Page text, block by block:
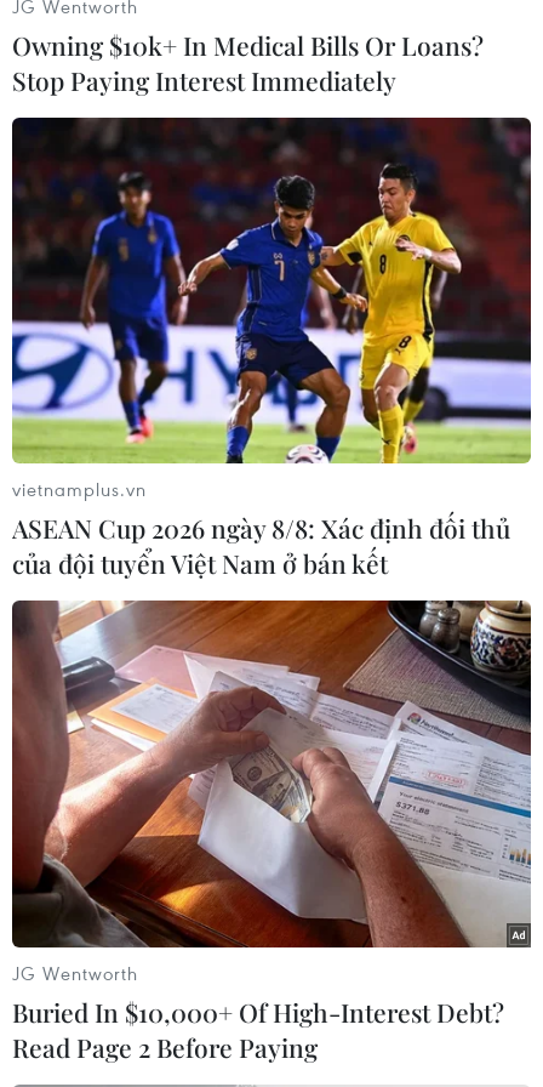
(Vietnam+)
Hy Lạp
Theo dõi VietnamPlus
TIN CÙNG CHUYÊN MỤC
Cơ cấu lại vốn nhà nước tại doanh
nghiệp gắn với mục tiêu tăng trưởng
Bộ Tài chính: Thống nhất bốn
JG Wentworth
Owning $10k+ In Medical Bills Or Loans?
Stop Paying Interest Immediately
vietnamplus.vn
ASEAN Cup 2026 ngày 8/8: Xác định đối thủ
của đội tuyển Việt Nam ở bán kết
JG Wentworth
Buried In $10,000+ Of High-Interest Debt?
Read Page 2 Before Paying